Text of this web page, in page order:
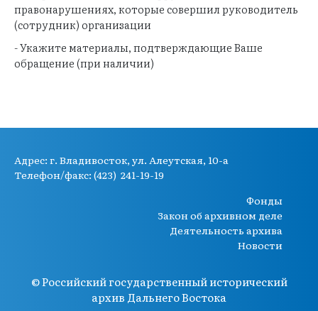
правонарушениях, которые совершил руководитель
(сотрудник) организации
- Укажите материалы, подтверждающие Ваше
обращение (при наличии)
Адрес: г. Владивосток, ул. Алеутская, 10-а
Телефон/факс: (423) 241-19-19
Фонды
Закон об архивном деле
Деятельность архива
Новости
© Российский государственный исторический
архив Дальнего Востока